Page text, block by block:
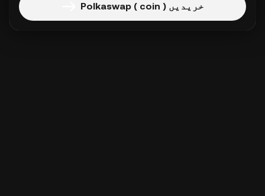
خریدیں Polkaswap ( coin )